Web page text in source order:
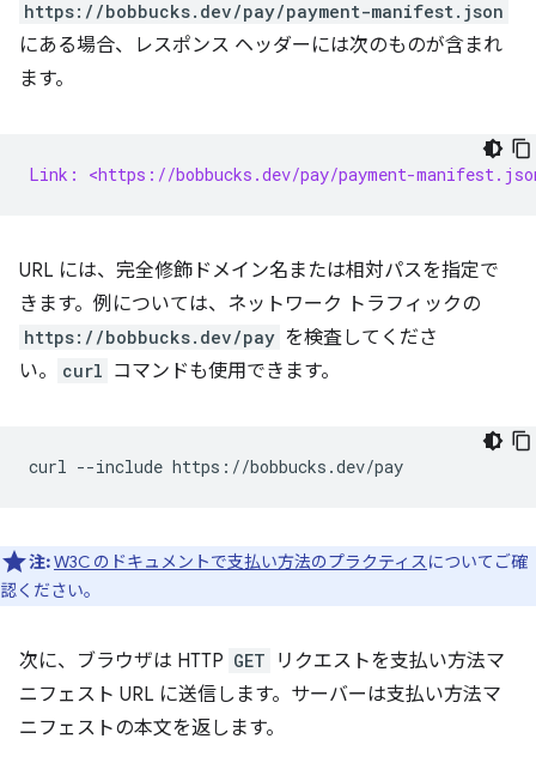
https://bobbucks.dev/pay/payment-manifest.json
にある場合、レスポンス ヘッダーには次のものが含まれ
ます。
Link: <https://bobbucks.dev/pay/payment-
URL には、完全修飾ドメイン名または相対パスを指定で
きます。例については、ネットワーク トラフィックの
https://bobbucks.dev/pay を検査してくださ
い。
curl コマンドも使用できます。
curl --include
注:W3C のドキュメントで支払い方法のプラクティスについてご確
認ください。
次に、ブラウザは HTTP GET
リクエストを支払い方法マ
ニフェスト URL に送信します。サーバーは支払い方法マ
ニフェストの本文を返します。